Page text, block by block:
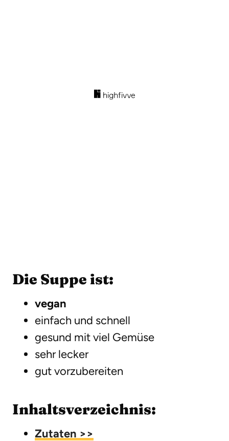
Die Suppe ist:
vegan
einfach und schnell
gesund mit viel Gemüse
sehr lecker
gut vorzubereiten
Inhaltsverzeichnis:
Zutaten >>